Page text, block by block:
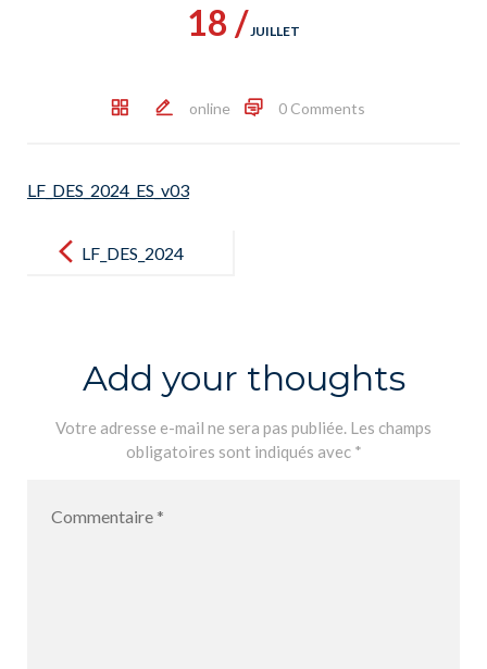
18 /JUILLET
online 0 Comments
LF_DES_2024_ES_v03
navigationLF_DES_2024
Add your thoughts
Votre adresse e-mail ne sera pas publiée. Les champs
obligatoires sont indiqués avec *